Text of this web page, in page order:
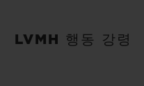
LVMH 행동 강령